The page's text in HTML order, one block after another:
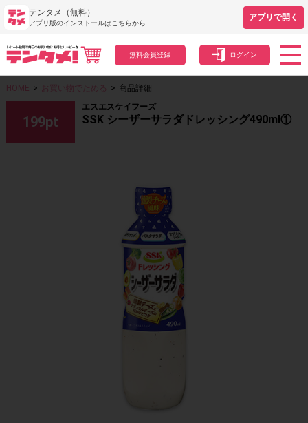
テンタメ（無料）
アプリ版のインストールはこちらから
アプリで開く
無料会員登録 ログイン
HOME > お買い物でためる > 商品詳細
199pt
エスエスケイフーズ
SSK シーザーサラダドレッシング490ml①